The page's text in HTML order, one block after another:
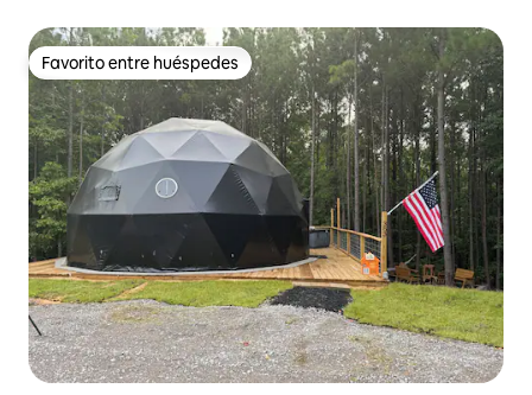
Favorito entre huéspedes
Favorito entre huéspedes